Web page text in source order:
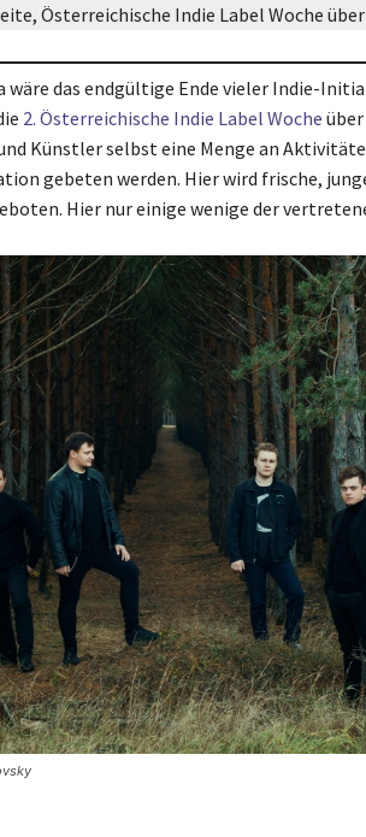
Österreichische Indie Label Woche über
wäre das endgültige Ende vieler Indie-
2. Österreichische Indie Label Woche
Künstler selbst eine Menge an
gebeten werden. Hier wird frische,
Hier nur einige wenige der